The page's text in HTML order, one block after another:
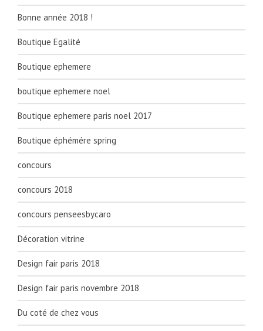
Bonne année 2018 !
Boutique Egalité
Boutique ephemere
boutique ephemere noel
Boutique ephemere paris noel 2017
Boutique éphémére spring
concours
concours 2018
concours penseesbycaro
Décoration vitrine
Design fair paris 2018
Design fair paris novembre 2018
Du coté de chez vous